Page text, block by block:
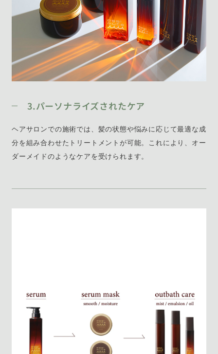
3.パーソナライズされたケア
ヘアサロンでの施術では、髪の状態や悩みに応じて最適な成
分を組み合わせたトリートメントが可能。これにより、オー
ダーメイドのようなケアを受けられます。